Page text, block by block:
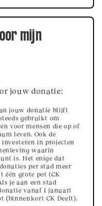
mijn
jouw donatie:
jouw donatie blijft
gebruikt om
voor mensen die op of
leven. Ook de
investeren in projecten
waarin
is. Het enige dat
per stad meer
één grote pot (CK
je aan een stad
vanaf 1 januari
(binnenkort CK Deelt).